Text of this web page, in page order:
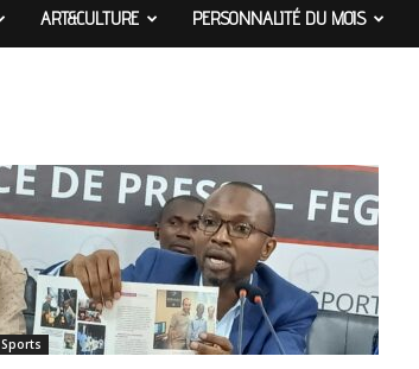
ART&CULTURE PERSONNALITÉ DU MOIS
Sports